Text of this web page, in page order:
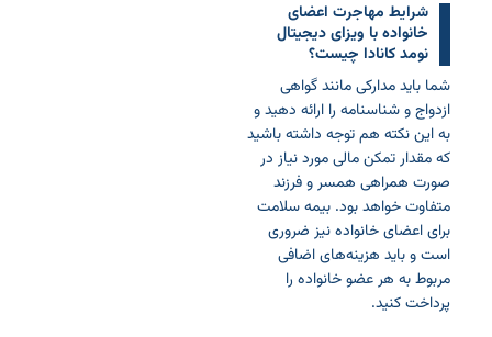
شرایط مهاجرت اعضای
خانواده با ویزای دیجیتال
نومد کانادا چیست؟
شما باید مدارکی مانند گواهی
ازدواج و شناسنامه را ارائه دهید و
به این نکته هم توجه داشته باشید
که مقدار تمکن مالی مورد نیاز در
صورت همراهی همسر و فرزند
متفاوت خواهد بود. بیمه سلامت
برای اعضای خانواده نیز ضروری
است و باید هزینه‌های اضافی
مربوط به هر عضو خانواده را
پرداخت کنید.